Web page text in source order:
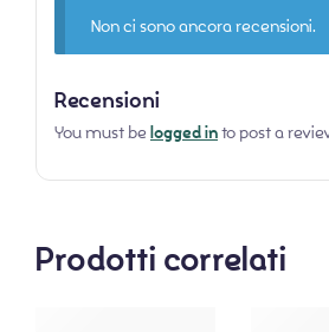
Non ci sono ancora recensioni.
Recensioni
You must be logged into post a
Prodotti correlati